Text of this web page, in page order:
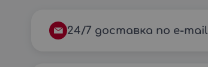
24/7 доставка по e-mail